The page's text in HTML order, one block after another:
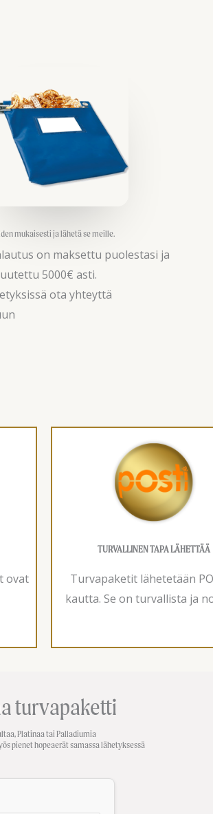
mukaisesti ja lähetä se meille.
on maksettu puolestasi ja
5000€ asti.
ota yhteyttä
ovat
TURVALLINEN TAPA LÄHETTÄÄ
Turvapaketit lähetetään
kautta. Se on turvallista ja
turvapaketti
Platinaa tai Palladiumia
pienet hopeaerät samassa lähetyksessä